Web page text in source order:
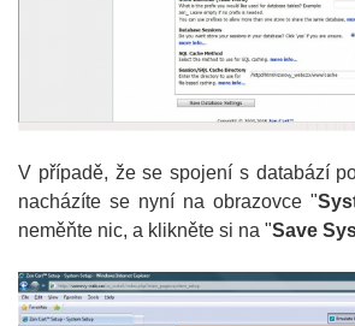
V případě, že se spojení s databází
nacházíte se nyní na obrazovce "
neměňte nic, a klikněte si na "Save